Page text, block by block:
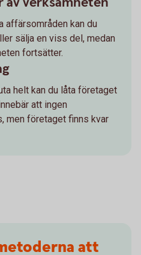
affärsområden kan du
sälja en viss del, medan
fortsätter.
helt kan du låta företaget
att ingen
men företaget finns kvar
att